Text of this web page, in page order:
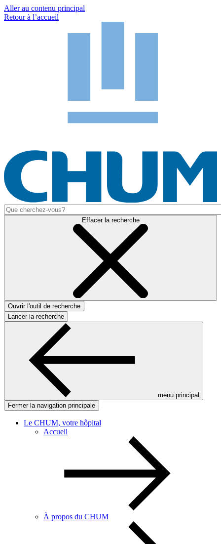
Aller au contenu principal
Retour à l’accueil
Effacer la recherche
Ouvrir l'outil de recherche
Lancer la recherche
menu principal
Fermer la navigation principale
Le CHUM, votre hôpital
Accueil
À propos du CHUM